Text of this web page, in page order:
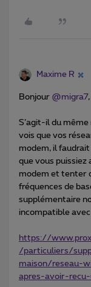
Maxime R
Bonjour ​ @migra7,
S’agit-il du
vois que vos
modem, il
que vous
modem et tenter
fréquences de
supplémentaire
incompatible avec
https://
/particuliers/
maison/reseau-
apres-avoir-